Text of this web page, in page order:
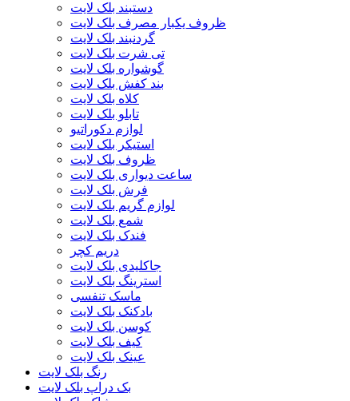
دستبند بلک لایت
ظروف یکبار مصرف بلک لایت
گردنبند بلک لایت
تی شرت بلک لایت
گوشواره بلک لایت
بند کفش بلک لایت
کلاه بلک لایت
تابلو بلک لایت
لوازم دکوراتیو
استیکر بلک لایت
ظروف بلک لایت
ساعت دیواری بلک لایت
فرش بلک لایت
لوازم گریم بلک لایت
شمع بلک لایت
فندک بلک لایت
دریم کچر
جاکلیدی بلک لایت
استرینگ بلک لایت
ماسک تنفسی
بادکنک بلک لایت
کوسن بلک لایت
کیف بلک لایت
عینک بلک لایت
رنگ بلک لایت
بک دراپ بلک لایت